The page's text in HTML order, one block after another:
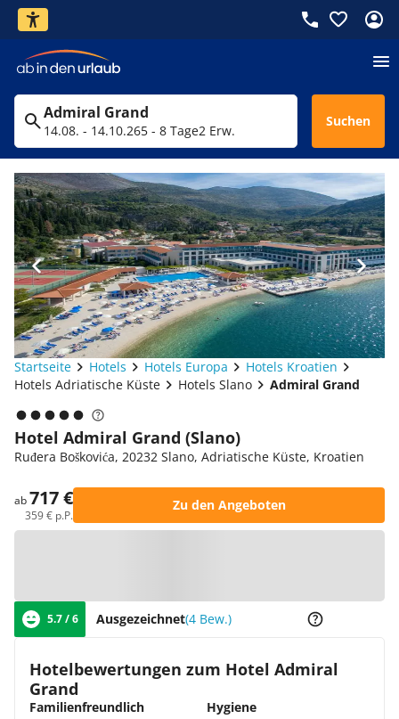
Admiral Grand
14.08. - 14.10.265 - 8 Tage2 Erw.
Suchen
Startseite Hotels Hotels Europa
Hotels Kroatien
Hotels Adriatische Küste
Hotels Slano Admiral Grand
Hotel Admiral Grand (Slano)
Ruđera Boškovića, 20232 Slano, Adriatische Küste, Kroatien
ab717 €
359 € p.P.
Zu den Angeboten
5.7 / 6 Ausgezeichnet(4 Bew.)
Hotelbewertungen zum Hotel Admiral
Grand
Familienfreundlich Hygiene